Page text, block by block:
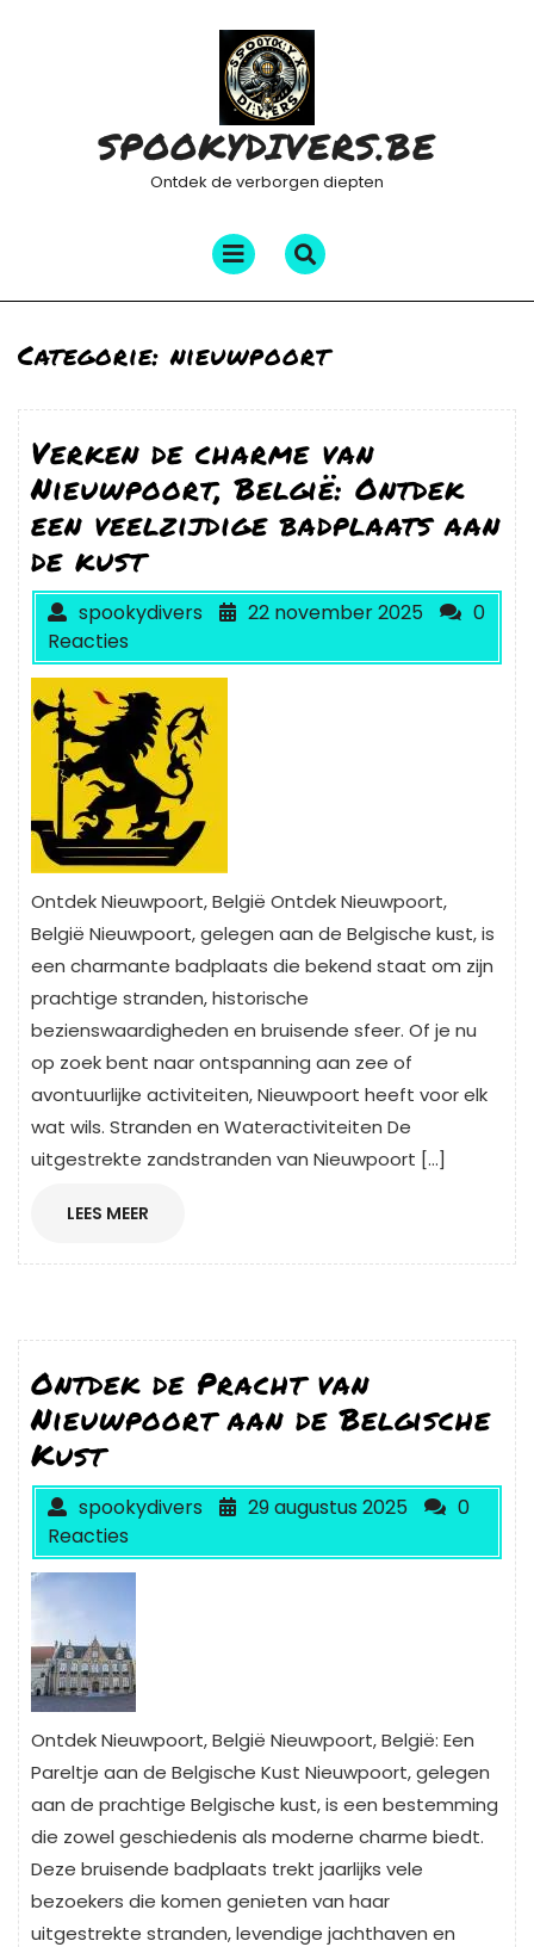
SPOOKYDIVERS.BE
Ontdek de verborgen diepten
Menu
openen
Categorie:nieuwpoort
Verken de charme van
Nieuwpoort, België: Ontdek
een veelzijdige badplaats aan
de kust
spookydivers 22 november 2025
0
Reacties
Ontdek Nieuwpoort, België Ontdek Nieuwpoort,
België Nieuwpoort, gelegen aan de Belgische kust, is
een charmante badplaats die bekend staat om zijn
prachtige stranden, historische
bezienswaardigheden en bruisende sfeer. Of je nu
op zoek bent naar ontspanning aan zee of
avontuurlijke activiteiten, Nieuwpoort heeft voor elk
wat wils. Stranden en Wateractiviteiten De
uitgestrekte zandstranden van Nieuwpoort […]
LEES MEER
Ontdek de Pracht van
Nieuwpoort aan de Belgische
Kust
spookydivers 29 augustus 2025
0
Reacties
Ontdek Nieuwpoort, België Nieuwpoort, België: Een
Pareltje aan de Belgische Kust Nieuwpoort, gelegen
aan de prachtige Belgische kust, is een bestemming
die zowel geschiedenis als moderne charme biedt.
Deze bruisende badplaats trekt jaarlijks vele
bezoekers die komen genieten van haar
uitgestrekte stranden, levendige jachthaven en